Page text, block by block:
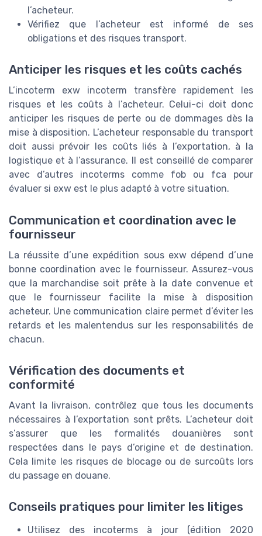
l’acheteur.
Vérifiez que l’acheteur est informé de ses
obligations et des risques transport.
Anticiper les risques et les coûts cachés
L’incoterm exw incoterm transfère rapidement les
risques et les coûts à l’acheteur. Celui-ci doit donc
anticiper les risques de perte ou de dommages dès la
mise à disposition. L’acheteur responsable du transport
doit aussi prévoir les coûts liés à l’exportation, à la
logistique et à l’assurance. Il est conseillé de comparer
avec d’autres incoterms comme fob ou fca pour
évaluer si exw est le plus adapté à votre situation.
Communication et coordination avec le
fournisseur
La réussite d’une expédition sous exw dépend d’une
bonne coordination avec le fournisseur. Assurez-vous
que la marchandise soit prête à la date convenue et
que le fournisseur facilite la mise à disposition
acheteur. Une communication claire permet d’éviter les
retards et les malentendus sur les responsabilités de
chacun.
Vérification des documents et
conformité
Avant la livraison, contrôlez que tous les documents
nécessaires à l’exportation sont prêts. L’acheteur doit
s’assurer que les formalités douanières sont
respectées dans le pays d’origine et de destination.
Cela limite les risques de blocage ou de surcoûts lors
du passage en douane.
Conseils pratiques pour limiter les litiges
Utilisez des incoterms à jour (édition 2020